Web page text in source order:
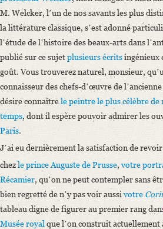
Printed Text
Provider: (www.archive.org)
Bibliography: Lettres adressés au Baron
Incipit: „Bonn, 21 septembre 1827.
Monsieur le baron,
Comptant sur votre souvenir
Language
French
M. Welcker, lʼun de nos savants les plus
la littérature classique, sʼest adonné
lʼétude de lʼhistoire des beaux-arts dans
publié sur ce sujetplusieurs écritsingénieux
goût. Vous trouverez naturel, monsieur,
connaisseur des chefs-dʼœuvre de
désire connaîtrele peintre le plus célèbre de
temps, dont il espère pouvoir admirer les
Paris.
Jʼai eu dernièrement la satisfaction de revoir
chezle prince Auguste de Prusse,votre
Récamier, quʼon ne peut contempler sans
bien regretté de nʼy pas voir aussivotre
tableau digne de figurer au premier rang
Musée royal que lʼon construit actuellement